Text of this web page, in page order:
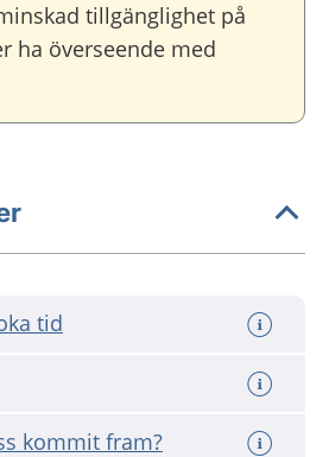
tillgänglighet på
ha överseende med
tid
kommit fram?